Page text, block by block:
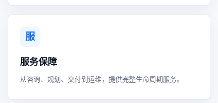
服
服务保障
从咨询、规划、交付到运维，提供完整生命周期服务。